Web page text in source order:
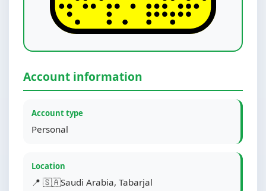
Account information
Account type
Personal
Location
📍 🇸🇦Saudi Arabia, Tabarjal